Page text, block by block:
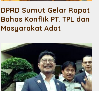
DPRD Sumut Gelar Rapat
Bahas Konflik PT. TPL dan
Masyarakat Adat